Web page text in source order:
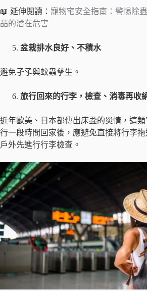
📖 延伸閱讀： 寵物宅安全指南：警惕除
品的潛在危害
盆栽排水良好、不積水
避免孑孓與蚊蟲孳生。
旅行回來的行李，檢查、消毒再收
近年歐美、日本都傳出床蝨的災情，這
行一段時間回家後，應避免直接將行李
戶外先進行行李檢查。